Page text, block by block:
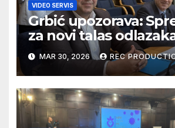
VIDEO SERVIS
Grbić upozorava:
za novi talas
Njemačku
MAR 30, 2026 REC